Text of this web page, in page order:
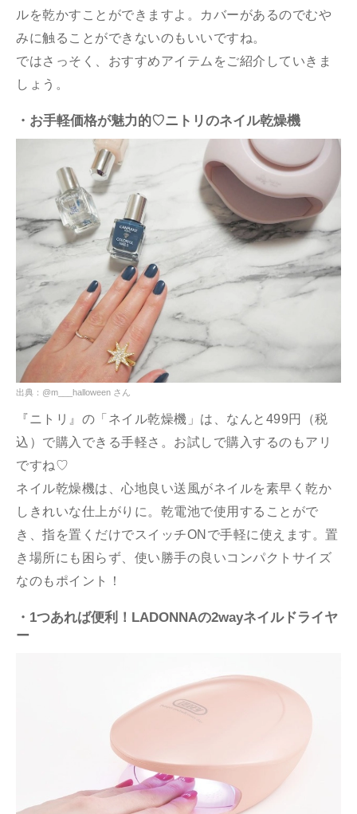
ルを乾かすことができますよ。カバーがあるのでむや
みに触ることができないのもいいですね。
ではさっそく、おすすめアイテムをご紹介していきま
しょう。
・お手軽価格が魅力的♡ニトリのネイル乾燥機
出典：@m___halloween さん
『ニトリ』の「ネイル乾燥機」は、なんと499円（税
込）で購入できる手軽さ。お試しで購入するのもアリ
ですね♡
ネイル乾燥機は、心地良い送風がネイルを素早く乾か
しきれいな仕上がりに。乾電池で使用することがで
き、指を置くだけでスイッチONで手軽に使えます。置
き場所にも困らず、使い勝手の良いコンパクトサイズ
なのもポイント！
・1つあれば便利！LADONNAの2wayネイルドライヤ
ー